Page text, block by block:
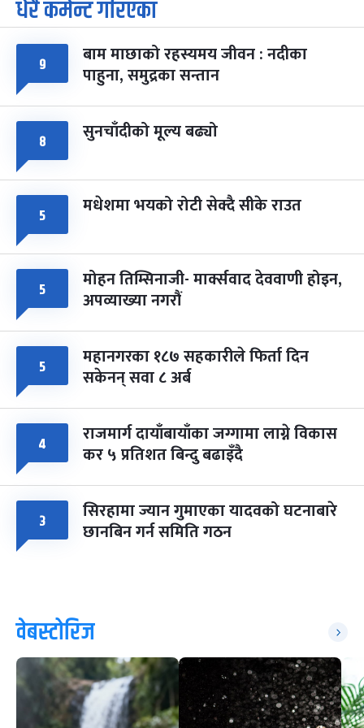
७
आइत चैत्र ७, २०८३-Mar 21, 2027
८ फागुपूर्णिमा
चैत्र ८, २०८३-Mar 22, 2027
७ महिना बाँकी
धेरै कमेन्ट गरिएका
९ बाम माछाको रहस्यमय जीवन : नदीका
पाहुना, समुद्रका सन्तान
८ सुनचाँदीको मूल्य बढ्यो
५ मधेशमा भयको रोटी सेक्दै सीके राउत
५ मोहन तिम्सिनाजी- मार्क्सवाद देववाणी होइन,
अपव्याख्या नगरौं
५ महानगरका १८७ सहकारीले फिर्ता दिन
सकेनन् सवा ८ अर्ब
४ राजमार्ग दायाँबायाँका जग्गामा लाग्ने विकास
कर ५ प्रतिशत बिन्दु बढाइँदै
३ सिरहामा ज्यान गुमाएका यादवको घटनाबारे
छानबिन गर्न समिति गठन
वेबस्टोरिज